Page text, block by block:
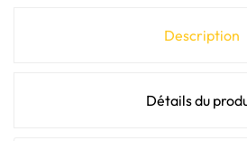
Description
Détails du